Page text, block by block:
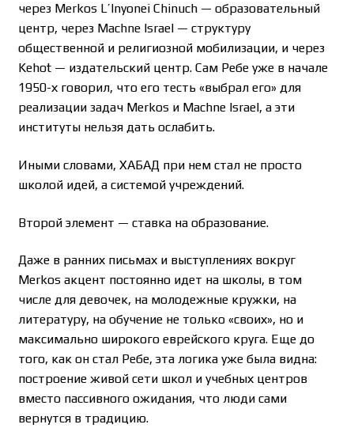
через Merkos L’Inyonei Chinuch — образовательный
центр, через Machne Israel — структуру
общественной и религиозной мобилизации, и через
Kehot — издательский центр. Сам Ребе уже в начале
1950-х говорил, что его тесть «выбрал его» для
реализации задач Merkos и Machne Israel, а эти
институты нельзя дать ослабить.
Иными словами, ХАБАД при нем стал не просто
школой идей, а системой учреждений.
Второй элемент — ставка на образование.
Даже в ранних письмах и выступлениях вокруг
Merkos акцент постоянно идет на школы, в том
числе для девочек, на молодежные кружки, на
литературу, на обучение не только «своих», но и
максимально широкого еврейского круга. Еще до
того, как он стал Ребе, эта логика уже была видна:
построение живой сети школ и учебных центров
вместо пассивного ожидания, что люди сами
вернутся в традицию.